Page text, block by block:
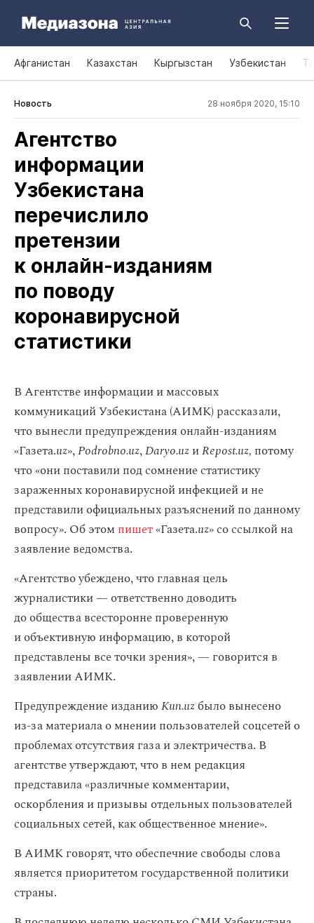
Афганистан Казахстан Кыргызстан Узбекистан
Новость 28 ноября 2020, 15:10
Агентство
информации
Узбекистана
перечислило
претензии
к онлайн‑изданиям
по поводу
коронавирусной
статистики
В Агентстве информации и массовых
коммуникаций Узбекистана (АИМК) рассказали,
что вынесли предупреждения онлайн-изданиям
«Газета.uz»,Podrobno.uz,Daryo.uzиRepost.uz, потому
что «они поставили под сомнение статистику
зараженных коронавирусной инфекцией и не
представили официальных разъяснений по данному
вопросу». Об этом пишет«Газета.uz» со ссылкой на
заявление ведомства.
«Агентство убеждено, что главная цель
журналистики — ответственно доводить
до общества всесторонне проверенную
и объективную информацию, в которой
представлены все точки зрения», — говорится в
заявлении АИМК.
Предупреждение изданиюKun.uzбыло вынесено
из-за материала о мнении пользователей соцсетей о
проблемах отсутствия газа и электричества. В
агентстве утверждают, что в нем редакция
представила «различные комментарии,
оскорбления и призывы отдельных пользователей
социальных сетей, как общественное мнение».
В АИМК говорят, что обеспечние свободы слова
является приоритетом государственной политики
страны.